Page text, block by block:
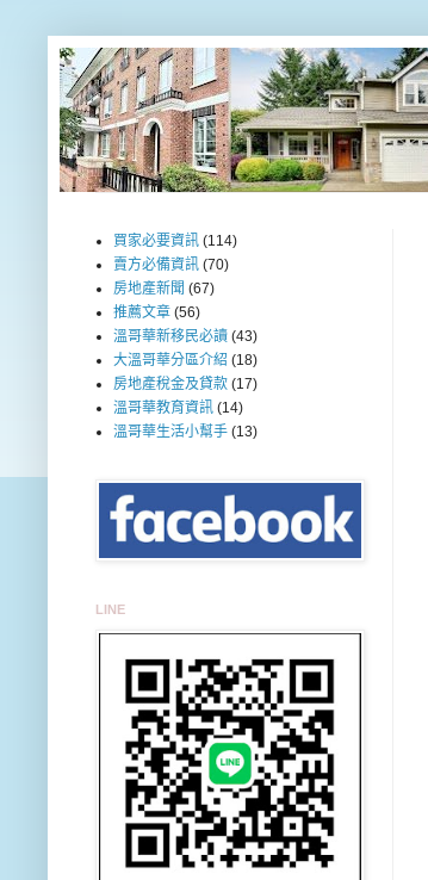
買家必要資訊 (114)
賣方必備資訊 (70)
房地產新聞 (67)
推薦文章 (56)
溫哥華新移民必讀 (43)
大溫哥華分區介紹 (18)
房地產稅金及貸款 (17)
溫哥華教育資訊 (14)
溫哥華生活小幫手 (13)
LINE